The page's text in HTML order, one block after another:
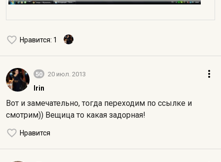
Нравится: 1
50 20 июл. 2013
Irin
Вот и замечательно, тогда переходим по ссылке и
смотрим)) Вещица то какая задорная!
Нравится